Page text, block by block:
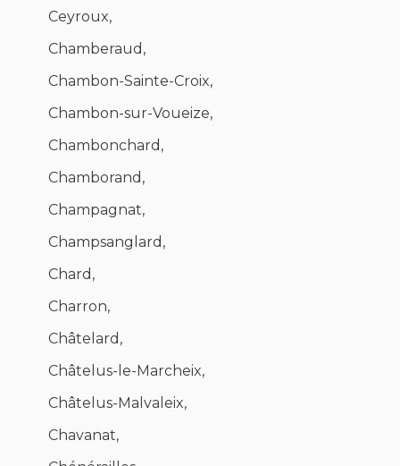
Ceyroux,
Chamberaud,
Chambon-Sainte-Croix,
Chambon-sur-Voueize,
Chambonchard,
Chamborand,
Champagnat,
Champsanglard,
Chard,
Charron,
Châtelard,
Châtelus-le-Marcheix,
Châtelus-Malvaleix,
Chavanat,